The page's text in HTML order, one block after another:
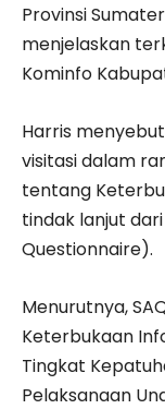
Provinsi
menjelaskan
Kominfo
Harris
visitasi dalam
tentang
tindak lanjut
Questionnaire).
Menurutnya,
Keterbukaan
Tingkat
Pelaksanaan